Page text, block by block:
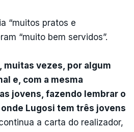
“muitos pratos e
“muito bem servidos”.
muitas vezes, por algum
e, com a mesma
jovens, fazendo lembrar o
Lugosi tem três jovens
a carta do realizador,